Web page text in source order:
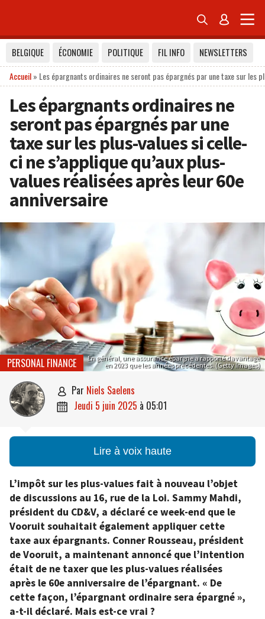
 
BELGIQUE ÉCONOMIE POLITIQUE FIL INFO
NEWSLETTERS
Accueil» Les épargnants ordinaires ne seront pas épargnés par une taxe sur les
Les épargnants ordinaires ne
seront pas épargnés par une
taxe sur les plus-values si celle-
ci ne s’applique qu’aux plus-
values réalisées après leur 60e
anniversaire
En général, une assurance épargne a rapporté davantage
en 2023 que les années précédentes. (Getty Images)
PERSONAL FINANCE
 par Niels Saelens
 jeudi 5 juin 2025 à 05:01
Lire à voix haute
L’impôt sur les plus-values fait à nouveau l’objet
de discussions au 16, rue de la Loi. Sammy Mahdi,
président du CD&V, a déclaré ce week-end que le
Vooruit souhaitait également appliquer cette
taxe aux épargnants. Conner Rousseau, président
de Vooruit, a maintenant annoncé que l’intention
était de ne taxer que les plus-values réalisées
après le 60e anniversaire de l’épargnant. « De
cette façon, l’épargnant ordinaire sera épargné »,
a-t-il déclaré. Mais est-ce vrai ?